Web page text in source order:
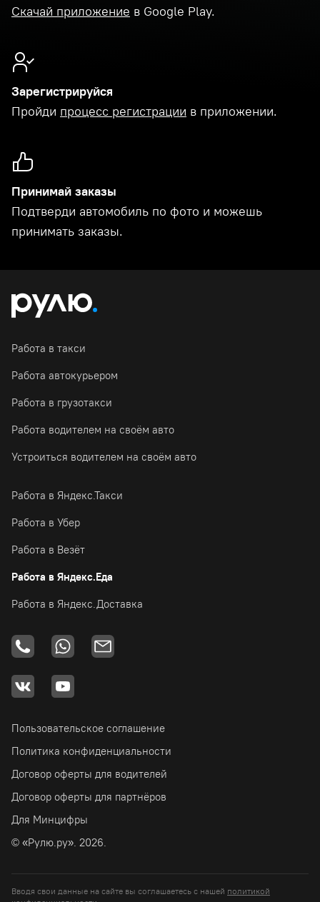
Скачай приложение в Google Play.
Зарегистрируйся
Пройди процесс регистрации в приложении.
Принимай заказы
Подтверди автомобиль по фото и можешь
принимать заказы.
Работа в такси
Работа автокурьером
Работа в грузотакси
Работа водителем на своём авто
Устроиться водителем на своём авто
Работа в Яндекс.Такси
Работа в Убер
Работа в Везёт
Работа в Яндекс.Еда
Работа в Яндекс.Доставка
Пользовательское соглашение
Политика конфиденциальности
Договор оферты для водителей
Договор оферты для партнёров
Для Минцифры
© «Рулю.ру». 2026.
Вводя свои данные на сайте вы соглашаетесь с нашей политикой